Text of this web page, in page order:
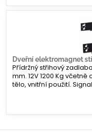
Dveřní elektromagnet
Přídržný střihový
mm. 12V 1200 Kg
tělo, vnitřní použití.